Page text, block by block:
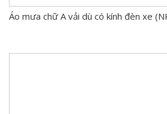
Áo mưa chữ A vải dù có kính đèn xe